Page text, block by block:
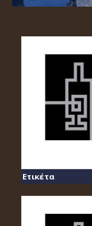
Ετικέτα